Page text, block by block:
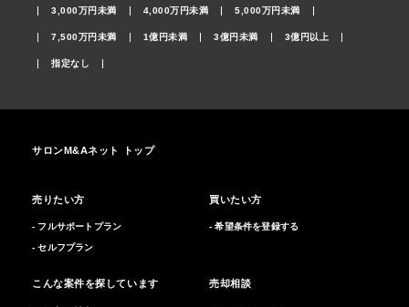
3,000万円未満 4,000万円未満 5,000万円未満
7,500万円未満 1億円未満 3億円未満 3億円以上
指定なし
サロンM&Aネット トップ
売りたい方
- フルサポートプラン
- セルフプラン
買いたい方
- 希望条件を登録する
こんな案件を探しています 売却相談